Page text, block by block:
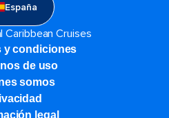
España
Cruises
y condiciones
de uso
somos
legal